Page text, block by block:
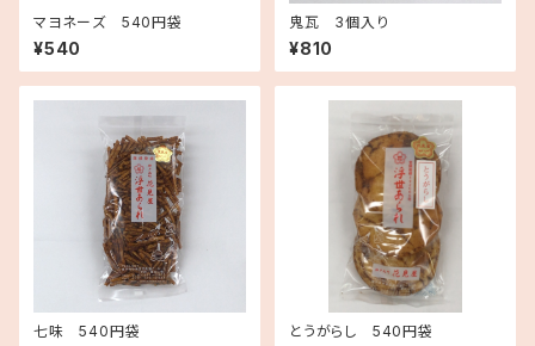
マヨネーズ 540円袋
¥540
鬼瓦 3個入り
¥810
七味 540円袋 とうがらし 540円袋